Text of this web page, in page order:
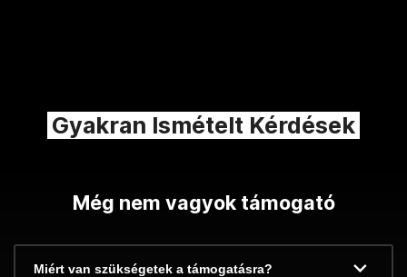
Gyakran Ismételt Kérdések
Még nem vagyok támogató
Miért van szükségetek a támogatásra?